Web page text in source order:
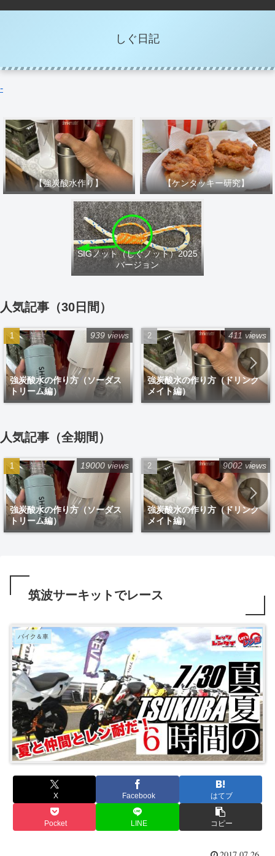
しぐ日記
-
【強炭酸水作り】 【ケンタッキー研究】
SIGノット（しぐノット）2025
バージョン
人気記事（30日間）
強炭酸水の作り方（ソーダス
トリーム編）
939 views
強炭酸水の作り方（ドリンク
メイト編）
411 views
人気記事（全期間）
強炭酸水の作り方（ソーダス
トリーム編）
19000 views
強炭酸水の作り方（ドリンク
メイト編）
9002 views
筑波サーキットでレース
バイク＆車
X Facebook はてブ
Pocket LINE コピー